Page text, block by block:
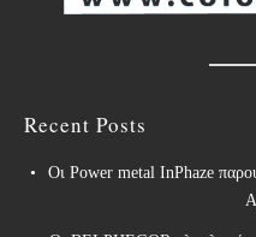
Recent Posts
Οι Power metal InPhaze